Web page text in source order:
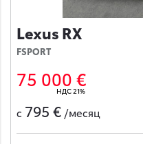
Lexus RX
FSPORT
75 000 €
НДС 21%
с 795 € /месяц